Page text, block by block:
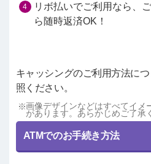
リボ払いでご利用なら、
ら随時返済OK！
キャッシングのご利用方法に
照ください。
画像デザインなどはすべてイメ
があります。あらかじめご了承
ATMでのお手続き方法